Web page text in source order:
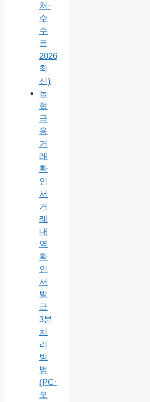
처·
수
수
료
2026
최
신)
농
협
금
융
거
래
확
인
서
거
래
내
역
확
인
서
발
급
3분
처
리
방
법
(PC·
모